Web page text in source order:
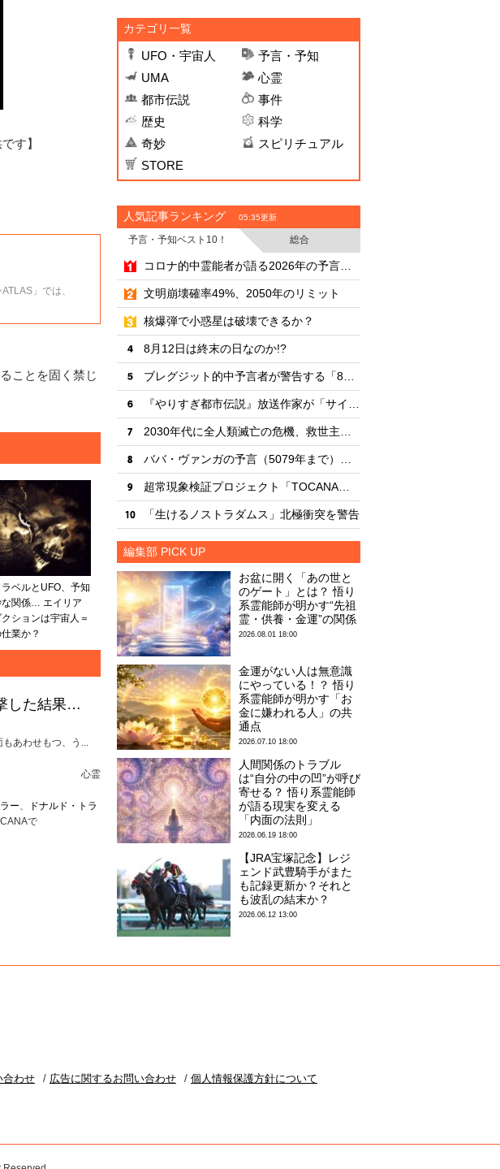
す】
」では、
ことを固く禁じ
ベルとUFO、予知
な関係… エイリア
ションは宇宙人＝
業か？
した結果…
あわせもつ、う...
心霊
ー、
ドナルド・トラ
で
カテゴリ一覧
UFO・宇宙人
予言・予知
UMA
心霊
都市伝説
事件
歴史
科学
奇妙
スピリチュアル
STORE
人気記事ランキング 05:35更新
予言・予知ベスト10！
総合
・
・
文明崩壊確率49%、2050年のリミット
・
核爆弾で小惑星は破壊できるか？
・
8月12日は終末の日なのか!?
・
・
・
・
・
・「生けるノストラダムス」北極衝突を警告
編集部 PICK UP
お盆に開く「あの世と
のゲート」とは？ 悟り
系霊能師が明かす“先祖
霊・供養・金運”の関係
2026.08.01 18:00
金運がない人は無意識
にやっている！？ 悟り
系霊能師が明かす「お
金に嫌われる人」の共
通点
2026.07.10 18:00
人間関係のトラブル
は“自分の中の凹”が呼び
寄せる？ 悟り系霊能師
が語る現実を変える
「内面の法則」
2026.06.19 18:00
【JRA宝塚記念】レジ
ェンド武豊騎手がまた
も記録更新か？それと
も波乱の結末か？
2026.06.12 13:00
合わせ 広告に関するお問い合わせ
個人情報保護方針について